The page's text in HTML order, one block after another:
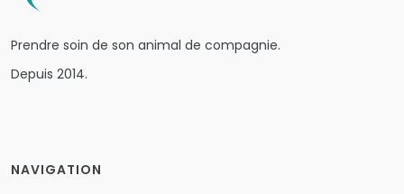
Prendre soin de son animal de compagnie.
Depuis 2014.
NAVIGATION